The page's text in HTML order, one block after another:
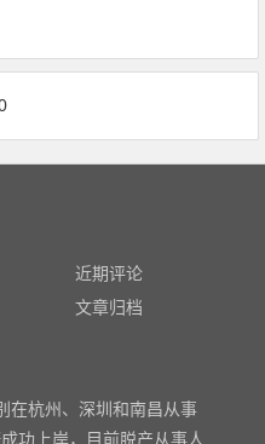
近期评论
文章归档
在杭州、深圳和南昌从事
功上岸，目前脱产从事人